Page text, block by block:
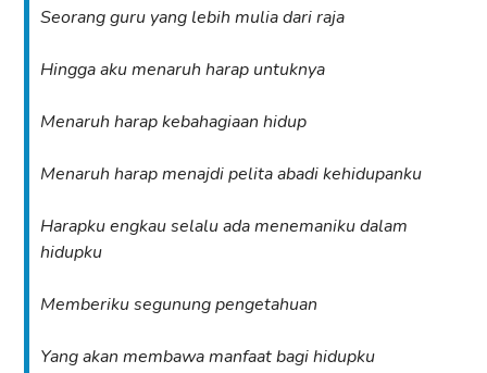
Seorang guru yang lebih mulia dari raja
Hingga aku menaruh harap untuknya
Menaruh harap kebahagiaan hidup
Menaruh harap menajdi pelita abadi kehidupanku
Harapku engkau selalu ada menemaniku dalam
hidupku
Memberiku segunung pengetahuan
Yang akan membawa manfaat bagi hidupku